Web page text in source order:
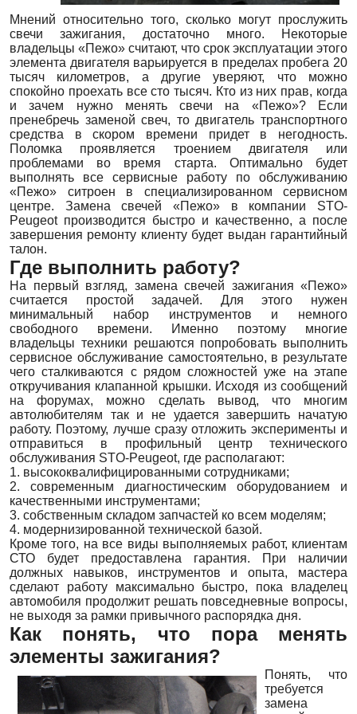
Мнений относительно того, сколько могут прослужить
свечи зажигания, достаточно много. Некоторые
владельцы «Пежо» считают, что срок эксплуатации этого
элемента двигателя варьируется в пределах пробега 20
тысяч километров, а другие уверяют, что можно
спокойно проехать все сто тысяч. Кто из них прав, когда
и зачем нужно менять свечи на «Пежо»? Если
пренебречь заменой свеч, то двигатель транспортного
средства в скором времени придет в негодность.
Поломка проявляется троением двигателя или
проблемами во время старта. Оптимально будет
выполнять все сервисные работу по обслуживанию
«Пежо» ситроен в специализированном сервисном
центре. Замена свечей «Пежо» в компании STO-
Peugeot производится быстро и качественно, а после
завершения ремонту клиенту будет выдан гарантийный
талон.
Где выполнить работу?
На первый взгляд, замена свечей зажигания «Пежо»
считается простой задачей. Для этого нужен
минимальный набор инструментов и немного
свободного времени. Именно поэтому многие
владельцы техники решаются попробовать выполнить
сервисное обслуживание самостоятельно, в результате
чего сталкиваются с рядом сложностей уже на этапе
откручивания клапанной крышки. Исходя из сообщений
на форумах, можно сделать вывод, что многим
автолюбителям так и не удается завершить начатую
работу. Поэтому, лучше сразу отложить эксперименты и
отправиться в профильный центр технического
обслуживания STO-Peugeot, где располагают:
1. высококвалифицированными сотрудниками;
2. современным диагностическим оборудованием и
качественными инструментами;
3. собственным складом запчастей ко всем моделям;
4. модернизированной технической базой.
Кроме того, на все виды выполняемых работ, клиентам
СТО будет предоставлена гарантия. При наличии
должных навыков, инструментов и опыта, мастера
сделают работу максимально быстро, пока владелец
автомобиля продолжит решать повседневные вопросы,
не выходя за рамки привычного распорядка дня.
Как понять, что пора менять
элементы зажигания?
Понять, что
требуется
замена